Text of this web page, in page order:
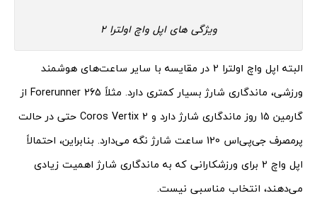
ویژگی های اپل واچ اولترا 2
البته اپل واچ اولترا 2 در مقایسه با سایر ساعت‌های هوشمند
ورزشی، ماندگاری شارژ بسیار کمتری دارد. مثلاً Forerunner 265 از
گارمین 15 روز ماندگاری شارژ دارد و Coros Vertix 2 حتی در حالت
پرمصرف جی‌پی‌اس 120 ساعت شارژ نگه می‌دارد. بنابراین، احتمالاً
اپل واچ 2 برای ورزشکارانی که به ماندگاری شارژ اهمیت زیادی
می‌دهند، انتخاب مناسبی نیست.